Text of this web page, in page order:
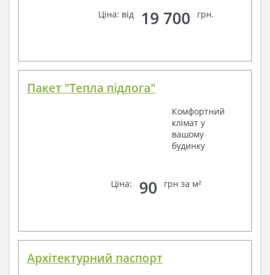
Ціна: від 19 700 грн.
Пакет "Тепла підлога"
Комфортний
клімат у
вашому
будинку
Ціна: 90 грн за м²
Архітектурний паспорт